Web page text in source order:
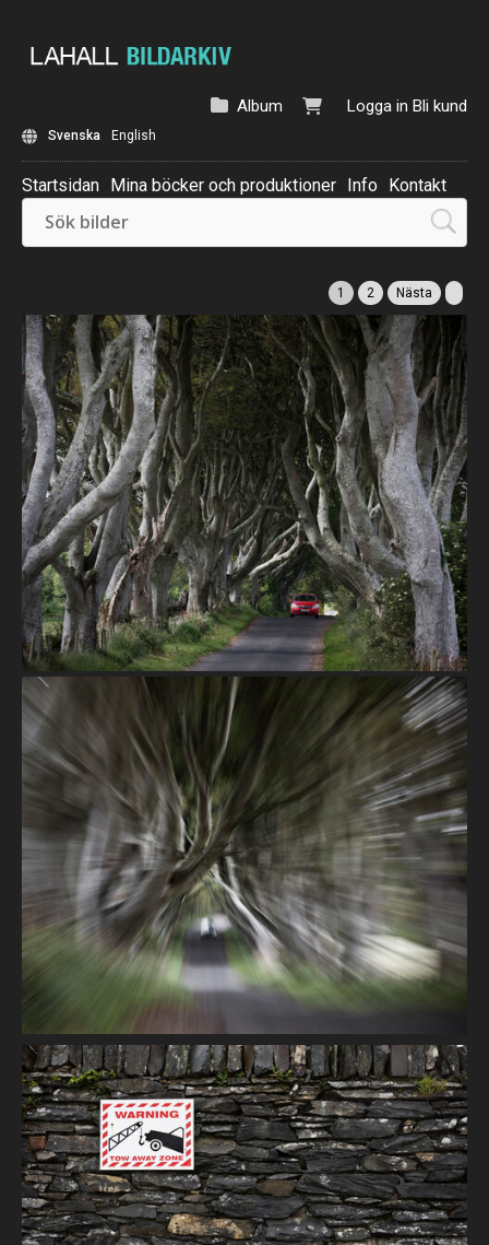
Logga in Bli kund
Album
Svenska English
Startsidan Mina böcker och produktioner Info Kontakt
Beställ: Kalender 2025
1 2 Nästa